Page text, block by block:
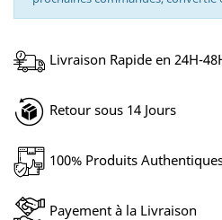
Livraison Rapide en 24H-
Retour sous 14 Jours
100% Produits
Payement à la Livraison